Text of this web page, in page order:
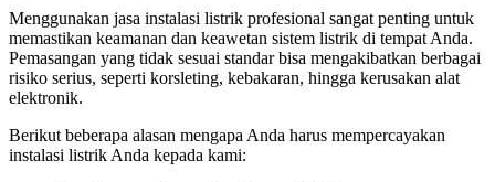
Menggunakan jasa instalasi listrik profesional sangat penting untuk
memastikan keamanan dan keawetan sistem listrik di tempat Anda.
Pemasangan yang tidak sesuai standar bisa mengakibatkan berbagai
risiko serius, seperti korsleting, kebakaran, hingga kerusakan alat
elektronik.
Berikut beberapa alasan mengapa Anda harus mempercayakan
instalasi listrik Anda kepada kami: